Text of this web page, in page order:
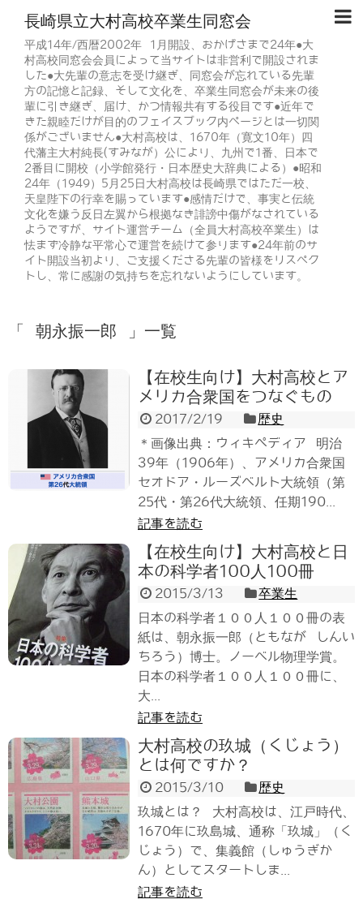
長崎県立大村高校卒業生同窓会
平成14年/西暦2002年 1月開設、おかげさまで24年●大
村高校同窓会会員によって当サイトは非営利で開設されま
した●大先輩の意志を受け継ぎ、同窓会が忘れている先輩
方の記憶と記録、そして文化を、卒業生同窓会が未来の後
輩に引き継ぎ、届け、かつ情報共有する役目です●近年で
きた親睦だけが目的のフェイスブック内ページとは一切関
係がございません●大村高校は、1670年（寛文10年）四
代藩主大村純長(すみなが）公により、九州で1番、日本で
2番目に開校（小学館発行・日本歴史大辞典による）●昭和
24年（1949）5月25日大村高校は長崎県ではただ一校、
天皇陛下の行幸を賜っています●感情だけで、事実と伝統
文化を嫌う反日左翼から根拠なき誹謗中傷がなされている
ようですが、サイト運営チーム（全員大村高校卒業生）は
怯まず冷静な平常心で運営を続けて参ります●24年前のサ
イト開設当初より、ご支援くださる先輩の皆様をリスペク
トし、常に感謝の気持ちを忘れないようにしています。
「 朝永振一郎 」一覧
【在校生向け】大村高校とア
メリカ合衆国をつなぐもの
2017/2/19
歴史
＊画像出典：ウィキペディア 明治
39年（1906年）、アメリカ合衆国
セオドア・ルーズベルト大統領（第
25代・第26代大統領、任期190...
記事を読む
【在校生向け】大村高校と日
本の科学者100人100冊
2015/3/13
卒業生
日本の科学者１００人１００冊の表
紙は、朝永振一郎（ともなが しんい
ちろう）博士。ノーベル物理学賞。
日本の科学者１００人１００冊に、
大...
記事を読む
大村高校の玖城（くじょう）
とは何ですか？
2015/3/10
歴史
玖城とは？ 大村高校は、江戸時代、
1670年に玖島城、通称「玖城」（く
じょう）で、集義館（しゅうぎか
ん）としてスタートしま...
記事を読む